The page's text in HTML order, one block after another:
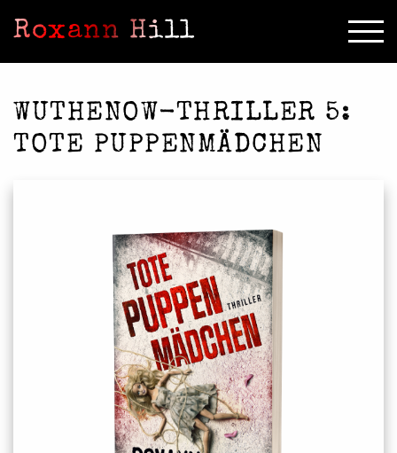
Roxann Hill
WUTHENOW-THRILLER 5:
TOTE PUPPENMÄDCHEN